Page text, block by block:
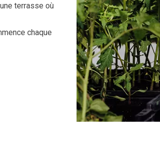
terrasse où
chaque